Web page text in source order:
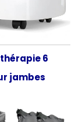
6
jambes